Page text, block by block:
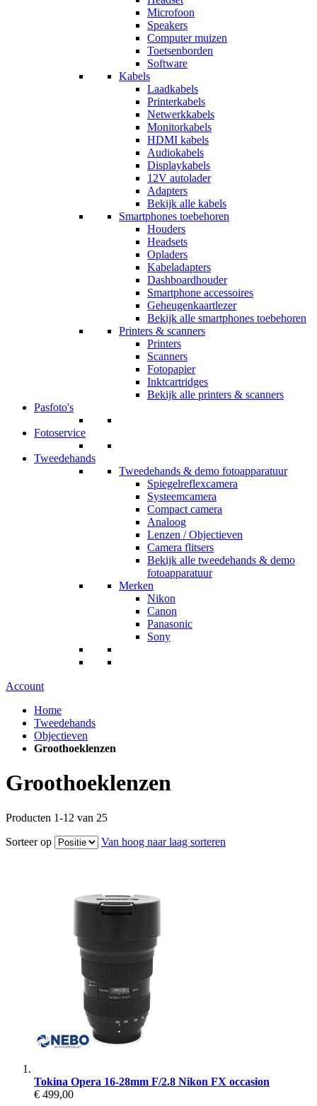
Microfoon
Speakers
Computer muizen
Toetsenborden
Software
Kabels
Laadkabels
Printerkabels
Netwerkkabels
Monitorkabels
HDMI kabels
Audiokabels
Displaykabels
12V autolader
Adapters
Bekijk alle kabels
Smartphones toebehoren
Houders
Headsets
Opladers
Kabeladapters
Dashboardhouder
Smartphone accessoires
Geheugenkaartlezer
Bekijk alle smartphones toebehoren
Printers & scanners
Printers
Scanners
Fotopapier
Inktcartridges
Bekijk alle printers & scanners
Pasfoto's
Fotoservice
Tweedehands
Tweedehands & demo fotoapparatuur
Spiegelreflexcamera
Systeemcamera
Compact camera
Analoog
Lenzen / Objectieven
Camera flitsers
Bekijk alle tweedehands & demo
fotoapparatuur
Merken
Nikon
Canon
Panasonic
Sony
Account
Home
Tweedehands
Objectieven
Groothoeklenzen
Groothoeklenzen
Producten 1-12 van 25
Sorteer op
Van hoog naar laag sorteren
Tokina Opera 16-28mm F/2.8 Nikon FX occasion
€ 499,00